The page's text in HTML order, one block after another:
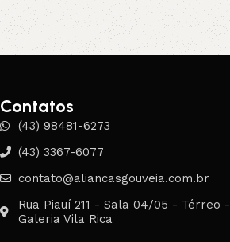
Contatos
(43) 98481-6273
(43) 3367-6077
contato@aliancasgouveia.com.br
Rua Piauí 211 - Sala 04/05 - Térreo -
Galeria Vila Rica